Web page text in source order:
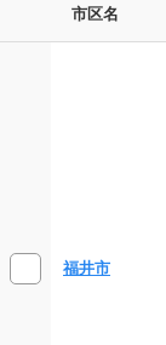
市区名
福井市